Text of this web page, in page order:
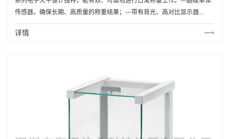
传感器，确保长期、高质量的称重结果；---带有背光、高对比显示器...
详情